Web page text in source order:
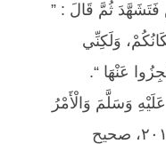
ثُمَّ قَالَ : ”
وَلَكِنِّي
عَنْهَا “.
وَسَلَّمَ وَالْأَمْرُ
عَلَى ذَلِكَ. [صحيح البخاري: ٢٠١٢، صحيح